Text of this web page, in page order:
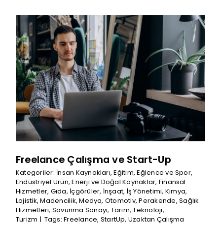
Freelance Çalışma ve Start-Up
Kategoriler: İnsan Kaynakları,Eğitim,Eğlence ve Spor,
Endüstriyel Ürün,Enerji ve Doğal Kaynaklar, Finansal
Hizmetler, Gıda, İçgörüler, İnşaat, İş Yönetimi, Kimya,
Lojistik,Madencilik,Medya, Otomotiv,Perakende,Sağlık
Hizmetleri, Savunma Sanayi, Tarım,Teknoloji,
Turizm | Tags:Freelance, StartUp, Uzaktan Çalışma